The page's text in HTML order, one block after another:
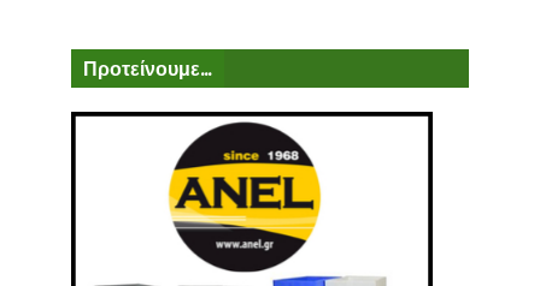
Προτείνουμε...